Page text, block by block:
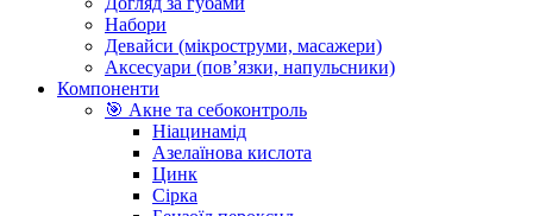
Набори
Девайси (мікроструми, масажери)
Аксесуари (повʼязки, напульсники)
Компоненти
🎯 Акне та себоконтроль
Ніацинамід
Азелаїнова кислота
Цинк
Сірка